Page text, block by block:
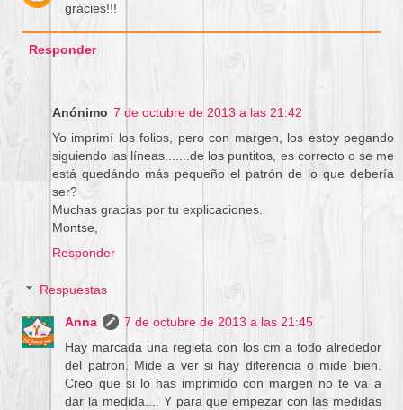
gràcies!!!
Responder
Anónimo 7 de octubre de 2013 a las 21:42
Yo imprimí los folios, pero con margen, los estoy pegando
siguiendo las líneas.......de los puntitos, es correcto o se me
está quedándo más pequeño el patrón de lo que debería
ser?
Muchas gracias por tu explicaciones.
Montse,
Responder
Respuestas
Anna
7 de octubre de 2013 a las 21:45
Hay marcada una regleta con los cm a todo alrededor
del patron. Mide a ver si hay diferencia o mide bien.
Creo que si lo has imprimido con margen no te va a
dar la medida.... Y para que empezar con las medidas